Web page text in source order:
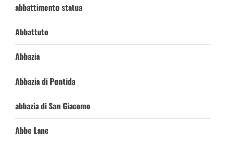
abbattimento statua
Abbattuto
Abbazia
Abbazia di Pontida
abbazia di San Giacomo
Abbe Lane